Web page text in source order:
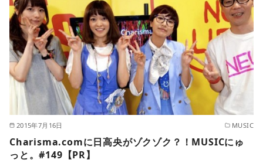
2015年7月16日 MUSIC
Charisma.comに日高央がゾクゾク？！MUSICにゅ
っと。#149【PR】